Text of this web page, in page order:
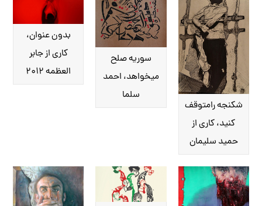
بدون عنوان،
کاری از جابر
العظمه ۲۰۱۲
سوریه صلح
می‎خواهد، احمد
سلما
شکنجه رامتوقف
کنید، کاری از
حمید سلیمان